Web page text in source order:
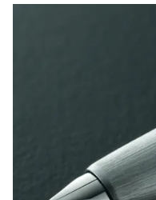
Cette région
Cette région